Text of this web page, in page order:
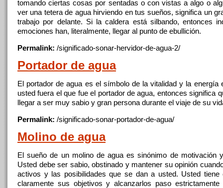
tomando ciertas cosas por sentadas o con vistas a algo o
ver una tetera de aguahirviendo en tus sueños,significa un
trabajo por delante. Si la caldera está silbando, entonces
emociones han, literalmente, llegar al punto de ebullición.
Permalink: /significado-sonar-hervidor-de-agua-2/
Portador de agua
El portador deagua es el símbolo de la vitalidad y la energía
usted fuera elque fue el portador deagua, entoncessignifica
llegar a ser muy sabio y gran persona durante el viaje de su
Permalink: /significado-sonar-portador-de-agua/
Molino de agua
El sueño de un molino de agua es sinónimo de motivación
Usted debe ser sabio, obstinado y mantener su opinión
activos y las posibilidadesque se dan a usted. Usted tiene
claramente sus objetivos y alcanzarlos paso